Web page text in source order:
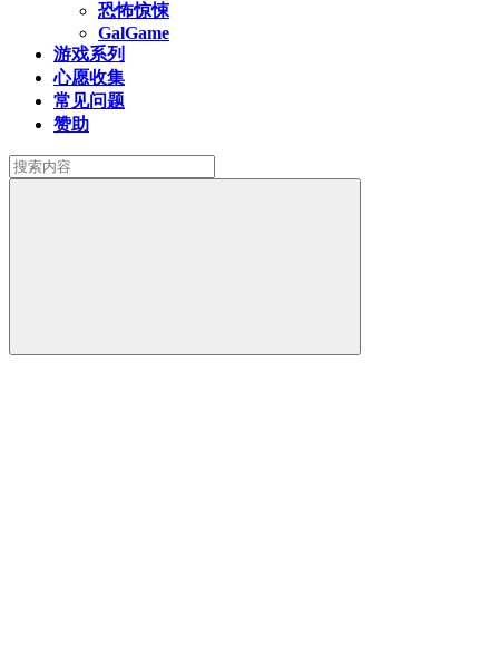
恐怖惊悚
GalGame
游戏系列
心愿收集
常见问题
赞助